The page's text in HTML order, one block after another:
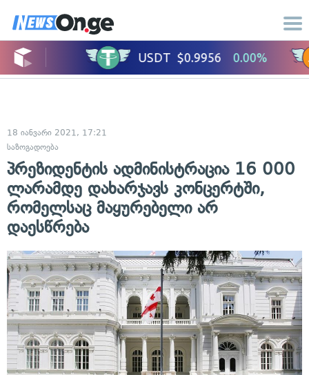
18 იანვარი 2021, 17:21
საზოგადოება
პრეზიდენტის ადმინისტრაცია 16 000
ლარამდე დახარჯავს კონცერტში,
რომელსაც მაყურებელი არ
დაესწრება